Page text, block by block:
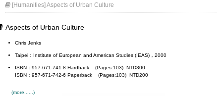
[Humanities] Aspects of Urban Culture
Aspects of Urban Culture
Chris Jenks
Taipei：Institute of European and American Studies (IEAS)，2000
ISBN：957-671-741-8 Hardback (Pages:103) NTD300
ISBN：957-671-742-6 Paperback (Pages:103) NTD200
(more......)